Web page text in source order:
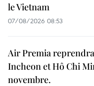
le Vietnam
07/08/2026 08:53
Air Premia
Incheon et Hô Chi
novembre.